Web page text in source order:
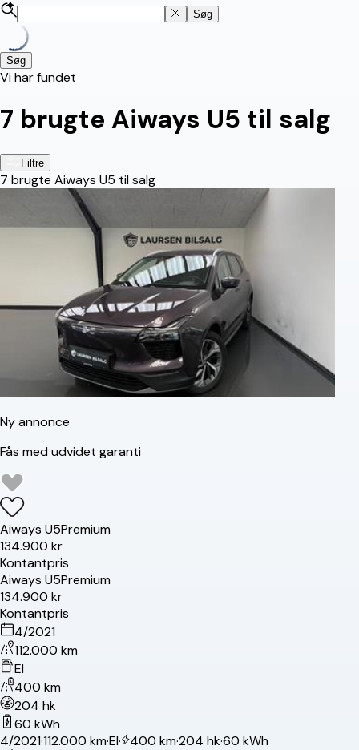
Søg
Søg
Vi har fundet
7 brugte Aiways U5 til salg
Filtre
7 brugte Aiways U5 til salg
Ny annonce
Fås med udvidet garanti
Aiways U5Premium
134.900 kr
Kontantpris
Aiways U5Premium
134.900 kr
Kontantpris
4/2021
112.000 km
El
400 km
204 hk
60 kWh
4/2021·112.000 km·El· 400 km·204 hk·60 kWh